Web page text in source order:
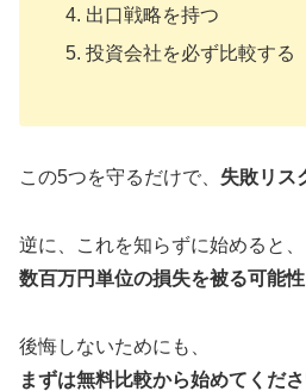
出口戦略を持つ
投資会社を必ず比較する
この5つを守るだけで、 失敗リス
逆に、これを知らずに始めると、
数百万円単位の損失を被る可能性
後悔しないためにも、
まずは無料比較から始めてくださ